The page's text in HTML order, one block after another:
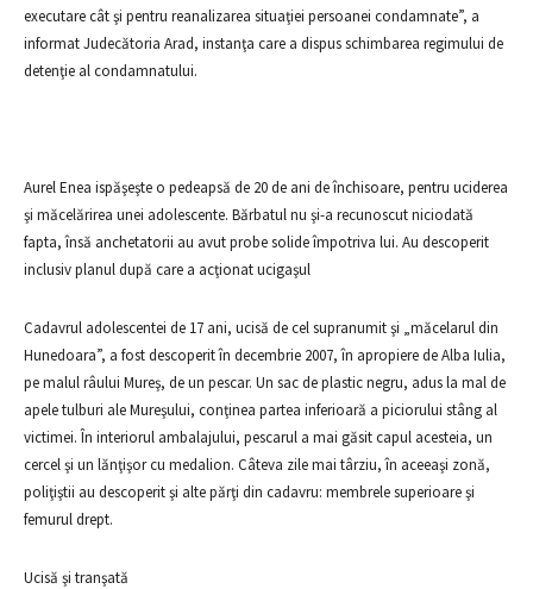
executare cât şi pentru reanalizarea situaţiei persoanei condamnate”, a
informat Judecătoria Arad, instanţa care a dispus schimbarea regimului de
detenţie al condamnatului.
Aurel Enea ispăşeşte o pedeapsă de 20 de ani de închisoare, pentru uciderea
şi măcelărirea unei adolescente. Bărbatul nu şi-a recunoscut niciodată
fapta, însă anchetatorii au avut probe solide împotriva lui. Au descoperit
inclusiv planul după care a acţionat ucigaşul
Cadavrul adolescentei de 17 ani, ucisă de cel supranumit şi „măcelarul din
Hunedoara”, a fost descoperit în decembrie 2007, în apropiere de Alba Iulia,
pe malul râului Mureş, de un pescar. Un sac de plastic negru, adus la mal de
apele tulburi ale Mureşului, conţinea partea inferioară a piciorului stâng al
victimei. În interiorul ambalajului, pescarul a mai găsit capul acesteia, un
cercel şi un lănţişor cu medalion. Câteva zile mai târziu, în aceeaşi zonă,
poliţiştii au descoperit şi alte părţi din cadavru: membrele superioare şi
femurul drept.
Ucisă şi tranşată